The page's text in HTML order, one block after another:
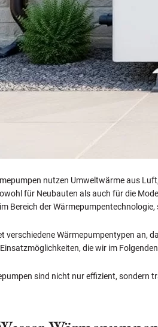
nutzen Umweltwärme aus
für Neubauten als auch für die
Bereich der
verschiedene Wärmepumpentypen an,
die wir im
sind nicht nur effizient, sondern